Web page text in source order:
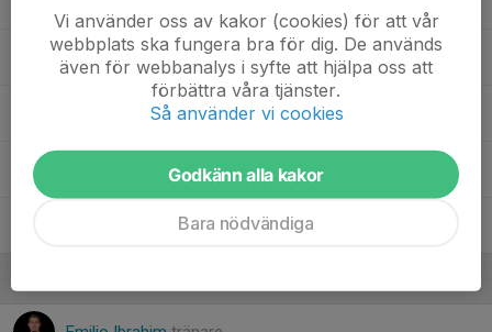
22. Colin Ilmrud
26. Mohsin Amiri
27. Aleck-Levi Manirakiza
, Föreningsdomare
Vi använder oss av kakor (cookies) för att vår
webbplats ska fungera bra för dig. De används
även för webbanalys i syfte att hjälpa oss att
förbättra våra tjänster.
Så använder vi cookies
Godkänn alla kakor
Bara nödvändiga